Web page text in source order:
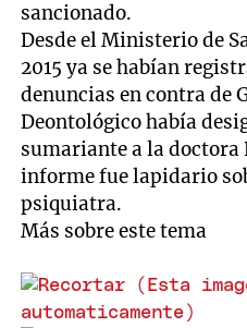
sancionado.
Desde el Ministerio de
2015 ya se habían
denuncias en contra de
Deontológico había
sumariante a la
informe fue lapidario
psiquiatra.
Más sobre este tema